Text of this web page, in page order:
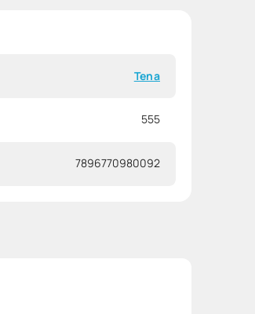
Tena
555
7896770980092